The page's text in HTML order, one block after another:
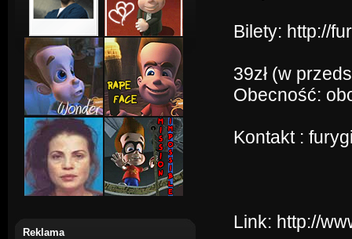
Reklama
Bilety: http://
39zł (w
Obecność:
Kontakt :
Link: http://